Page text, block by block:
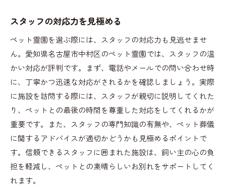
スタッフの対応力を見極める
ペット霊園を選ぶ際には、スタッフの対応力も見逃せませ
ん。愛知県名古屋市中村区のペット霊園では、スタッフの温
かい対応が評判です。まず、電話やメールでの問い合わせ時
に、丁寧かつ迅速な対応がされるかを確認しましょう。実際
に施設を訪問する際には、スタッフが親切に説明してくれた
り、ペットとの最後の時間を尊重した対応をしてくれるかが
重要です。また、スタッフの専門知識の有無や、ペット葬儀
に関するアドバイスが適切かどうかも見極めるポイントで
す。信頼できるスタッフに囲まれた施設は、飼い主の心の負
担を軽減し、ペットとの素晴らしいお別れをサポートしてく
れます。